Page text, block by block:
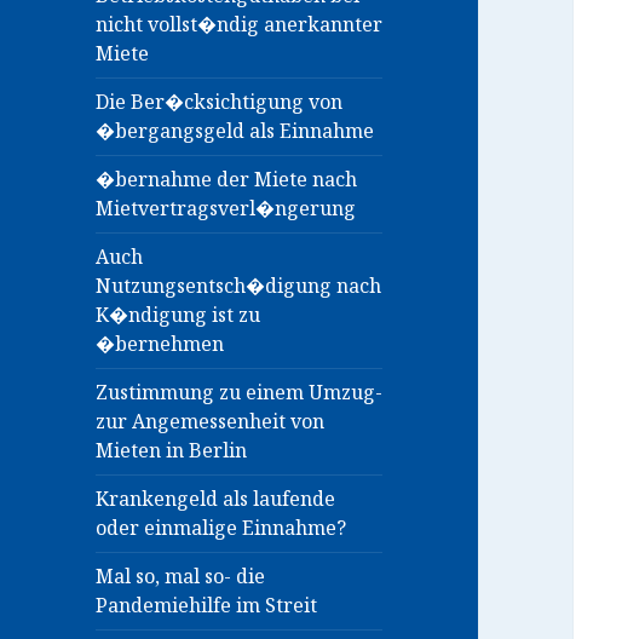
nicht vollst�ndig anerkannter
Miete
Die Ber�cksichtigung von
�bergangsgeld als Einnahme
�bernahme der Miete nach
Mietvertragsverl�ngerung
Auch
Nutzungsentsch�digung nach
K�ndigung ist zu
�bernehmen
Zustimmung zu einem Umzug-
zur Angemessenheit von
Mieten in Berlin
Krankengeld als laufende
oder einmalige Einnahme?
Mal so, mal so- die
Pandemiehilfe im Streit